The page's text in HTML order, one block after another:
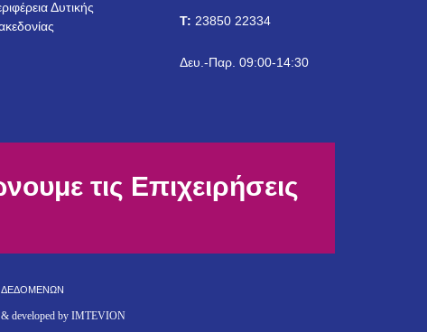
Δυτικής
T: 23850 22334
Δευ.-Παρ. 09:00-14:30
τις Επιχειρήσεις
ΔΕΔΟΜΕΝΩΝ
& developed by IMTEVION